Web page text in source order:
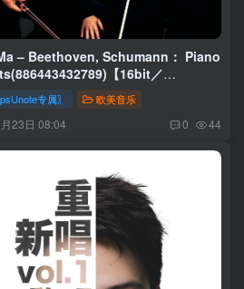
– Beethoven, Schumann： Piano
【16bit／
】土耳其区
专属〗 欧美音乐
23日 08:04 0 44